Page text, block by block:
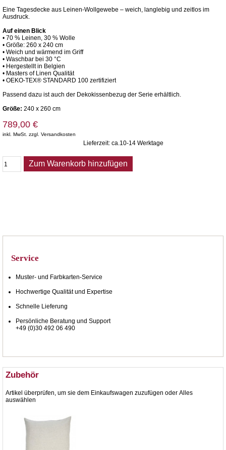
Eine Tagesdecke aus Leinen-Wollgewebe – weich, langlebig und zeitlos im
Ausdruck.
Auf einen Blick
• 70 % Leinen, 30 % Wolle
• Größe: 260 x 240 cm
• Weich und wärmend im Griff
• Waschbar bei 30 °C
• Hergestellt in Belgien
• Masters of Linen Qualität
• OEKO-TEX® STANDARD 100 zertifiziert
Passend dazu ist auch der Dekokissenbezug der Serie erhältlich.
Größe: 240 x 260 cm
789,00 €
inkl. MwSt. zzgl. Versandkosten
Lieferzeit: ca.10-14 Werktage
Zum Warenkorb hinzufügen
Service
Muster- und Farbkarten-Service
Hochwertige Qualität und Expertise
Schnelle Lieferung
Persönliche Beratung und Support
+49 (0)30 492 06 490
Zubehör
Artikel überprüfen, um sie dem Einkaufswagen zuzufügen oder Alles
auswählen